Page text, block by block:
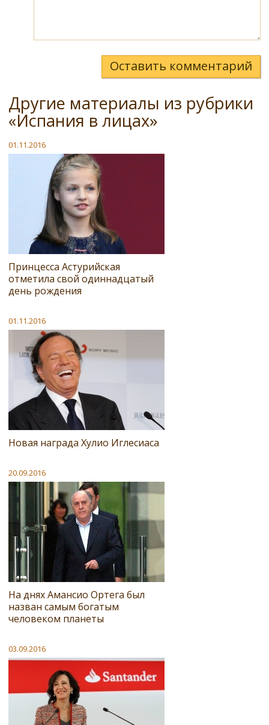
Оставить комментарий
Другие материалы из рубрики
«Испания в лицах»
01.11.2016
Принцесса Астурийская
отметила свой одиннадцатый
день рождения
01.11.2016
Новая награда Хулио Иглесиаса
20.09.2016
На днях Амансио Ортега был
назван самым богатым
человеком планеты
03.09.2016